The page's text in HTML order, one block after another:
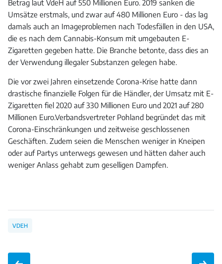
Betrag laut VdeH auf 550 Millionen Euro. 2019 sanken die
Umsätze erstmals, und zwar auf 480 Millionen Euro - das lag
damals auch an Imageproblemen nach Todesfällen in den USA,
die es nach dem Cannabis-Konsum mit umgebauten E-
Zigaretten gegeben hatte. Die Branche betonte, dass dies an
der Verwendung illegaler Substanzen gelegen habe.
Die vor zwei Jahren einsetzende Corona-Krise hatte dann
drastische finanzielle Folgen für die Händler, der Umsatz mit E-
Zigaretten fiel 2020 auf 330 Millionen Euro und 2021 auf 280
Millionen Euro.Verbandsvertreter Pohland begründet das mit
Corona-Einschränkungen und zeitweise geschlossenen
Geschäften. Zudem seien die Menschen weniger in Kneipen
oder auf Partys unterwegs gewesen und hätten daher auch
weniger Anlass gehabt zum geselligen Dampfen.
VDEH